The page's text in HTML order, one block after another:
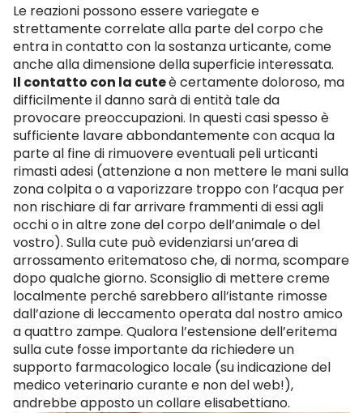
Le reazioni possono essere variegate e
strettamente correlate alla parte del corpo che
entra in contatto con la sostanza urticante, come
anche alla dimensione della superficie interessata.
Il contatto con la cuteè certamente doloroso, ma
difficilmente il danno sarà di entità tale da
provocare preoccupazioni. In questi casi spesso è
sufficiente lavare abbondantemente con acqua la
parte al fine di rimuovere eventuali peli urticanti
rimasti adesi (attenzione a non mettere le mani sulla
zona colpita o a vaporizzare troppo con l’acqua per
non rischiare di far arrivare frammenti di essi agli
occhi o in altre zone del corpo dell’animale o del
vostro). Sulla cute può evidenziarsi un’area di
arrossamento eritematoso che, di norma, scompare
dopo qualche giorno. Sconsiglio di mettere creme
localmente perché sarebbero all’istante rimosse
dall’azione di leccamento operata dal nostro amico
a quattro zampe. Qualora l’estensione dell’eritema
sulla cute fosse importante da richiedere un
supporto farmacologico locale (su indicazione del
medico veterinario curante e non del web!),
andrebbe apposto un collare elisabettiano.